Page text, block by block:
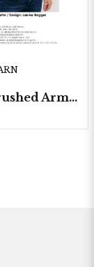
2558-Brushed Armonia